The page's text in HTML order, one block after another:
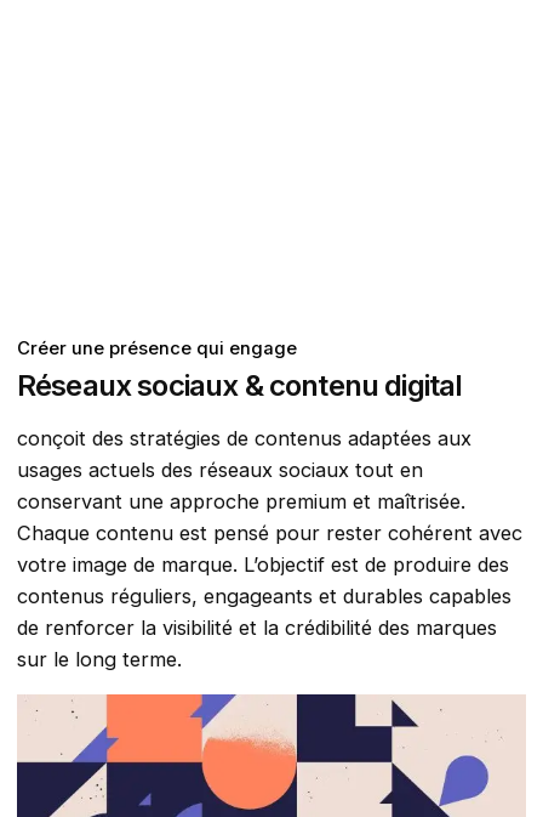
Créer une présence qui engage
Réseaux sociaux & contenu digital
conçoit des stratégies de contenus adaptées aux
usages actuels des réseaux sociaux tout en
conservant une approche premium et maîtrisée.
Chaque contenu est pensé pour rester cohérent avec
votre image de marque. L’objectif est de produire des
contenus réguliers, engageants et durables capables
de renforcer la visibilité et la crédibilité des marques
sur le long terme.